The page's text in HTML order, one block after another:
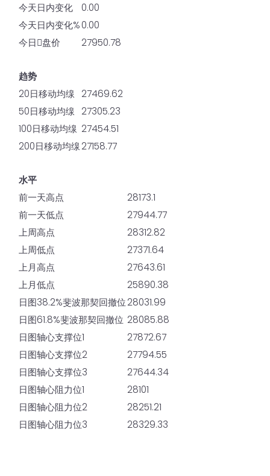
今天日内变化
0.00
今天日内变化%0.00
今日𫔭盘价
27950.78
趋势
20日移动均缐 27469.62
50日移动均缐 27305.23
100日移动均缐 27454.51
200日移动均缐27158.77
水平
前一天高点
28173.1
前一天低点
27944.77
上周高点
28312.82
上周低点
27371.64
上月高点
27643.61
上月低点
25890.38
日图38.2%斐波那契回撤位28031.99
日图61.8%斐波那契回撤位 28085.88
日图轴心支撑位1
27872.67
日图轴心支撑位2
27794.55
日图轴心支撑位3
27644.34
日图轴心阻力位1
28101
日图轴心阻力位2
28251.21
日图轴心阻力位3
28329.33